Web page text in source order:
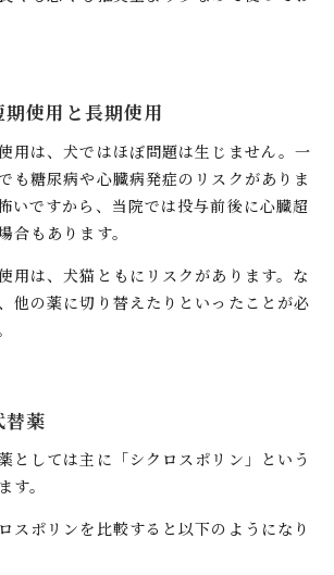
使用と長期使用
用は、犬ではほぼ問題は生じません。一
も糖尿病や心臓病発症のリスクがありま
いですから、当院では投与前後に心臓超
合もあります。
用は、犬猫ともにリスクがあります。な
他の薬に切り替えたりといったことが必
替薬
としては主に「シクロスポリン」という
す。
スポリンを比較すると以下のようになり